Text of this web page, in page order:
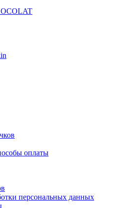
оплаты
персональных данных